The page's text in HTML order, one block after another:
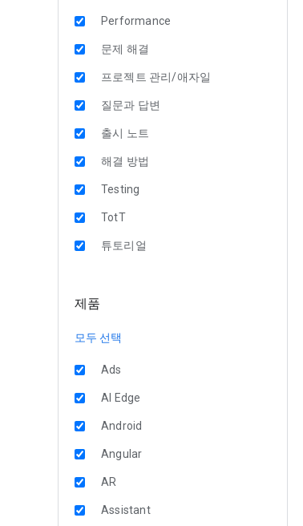
Performance
문제 해결
프로젝트 관리/애자일
질문과 답변
출시 노트
해결 방법
Testing
TotT
튜토리얼
제품
모두 선택
Ads
AI Edge
Android
Angular
AR
Assistant